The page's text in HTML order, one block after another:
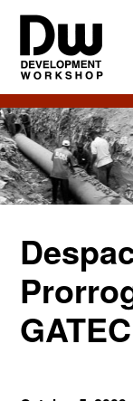
Skip
main
content
Skip
primary
sidebar
DW
Angola
Development
Workshop
Angola
GATEC